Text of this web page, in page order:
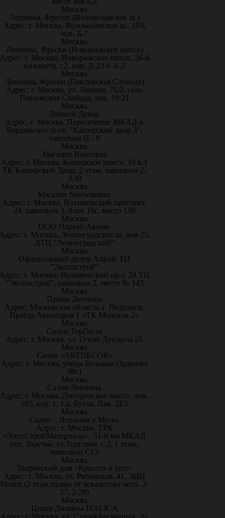
Москва
Лепнина, Фрески (Волоколамское ш.)
Адрес: г. Москва, Волоколамское ш., 103,
пав. Б-7
Москва
Лепнина, Фрески (Новорижское шоссе)
г. Москва, Новорижское шоссе, 26-й
километр, с2, пав. Д-23 и А-2
Москва
Лепнина, Фрески (Павловская Слобода)
Адрес: г. Москва, ул. Ленина, 76/2, село
Павловская Слобода, пав. 19-21
Москва
Лепной Декор
Адрес: г. Москва, Пересечение МКАД и
Варшавское ш-се, "Каширский двор 3",
павильон П - 8
Москва
Магазин Holicolors
Адрес: г. Москва, Каширское шоссе, 19 к.1
ТК Каширский Двор, 2 этаж, павильон 2-
А30
Москва
Магазин Sherwinstore
Адрес: г. Москва, Нахимовский проспект,
24, павильон 3, блок 10с, место 130
Москва
ООО Паркет-Авeню
г. Москва, Ленинградское ш, дом 25.
ДТЦ "Ленинградский"
Москва
Официальный дилер Artpole ТЦ
"Экспострой"
г. Москва, Нахимовский пр-т, 24 ТЦ
"Экспострой", павильон 2, место № 143
Москва
Прима Лепнина
Адрес: Московская область, г. Подольск,
Проезд Авиаторов 1 «ТК Молоток 2»
Москва
Салон TopDecor
Адрес: г. Москва, ул. Олеко Дундича 25
Москва
Салон «ARTDECOR»
Адрес: г. Москва, улица Большая Ордынка
38с1
Москва
Салон Лепнина
Адрес: г. Москва, Дмитровское шоссе, дом.
165, кор. 1, т.ц. Бухта, Пав. 2Е5
Москва
Салон – Лепнина у Милы
Адрес: г. Москва, ТРК
«ЭлитСтройМатериалы», 51-й км МКАД
пос. Заречье, ул.Торговая, с.2, 1 этаж,
павильон С13
Москва
Творческий дом «Красота и уют»
Адрес: г. Москва, ул. Рябиновая, 41, ЭДЦ
Madex (2 этаж прямо от эскалатора эксп. 2-
27, 2-28)
Москва
Центр Дизайна ITALICA
Адрес: г. Москва, ул. Старая Басманная, 20,